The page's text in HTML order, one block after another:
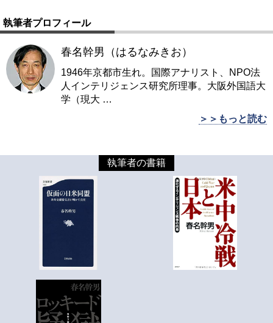
執筆者プロフィール
春名幹男（はるなみきお）
1946年京都市生れ。国際アナリスト、NPO法
人インテリジェンス研究所理事。大阪外国語大
学（現大 …
＞＞もっと読む
執筆者の書籍